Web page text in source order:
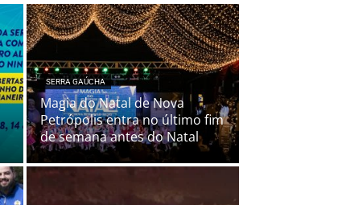
SERRA GAÚCHA
Magia do Natal de Nova
Petrópolis entra no último fim
de semana antes do Natal